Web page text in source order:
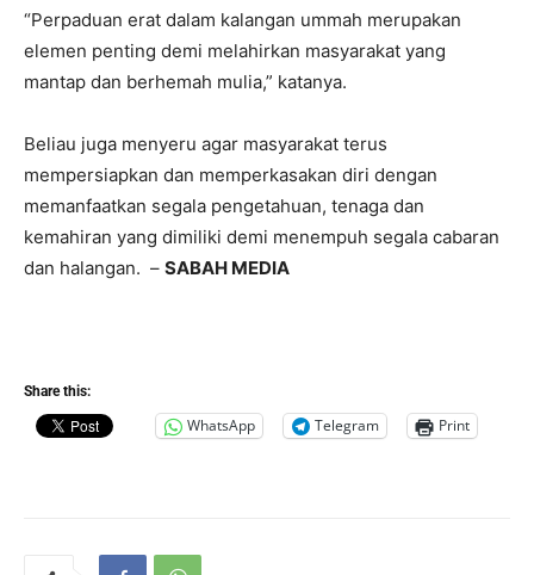
“Perpaduan erat dalam kalangan ummah merupakan
elemen penting demi melahirkan masyarakat yang
mantap dan berhemah mulia,” katanya.
Beliau juga menyeru agar masyarakat terus
mempersiapkan dan memperkasakan diri dengan
memanfaatkan segala pengetahuan, tenaga dan
kemahiran yang dimiliki demi menempuh segala cabaran
dan halangan. – SABAH MEDIA
Share this:
WhatsApp Telegram Print